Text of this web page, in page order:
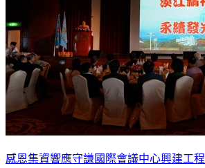
感恩集資響應守謙國際會議中心興建工程